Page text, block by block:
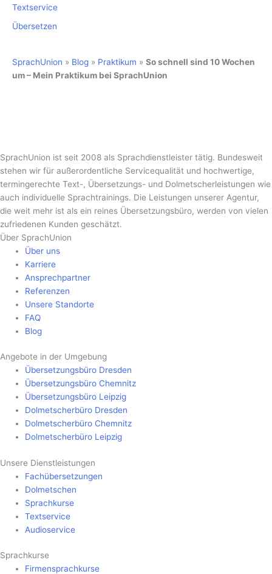
SprachUnion » Blog » Praktikum » So schnell sind 10 Wochen
um – Mein Praktikum bei SprachUnion
Textservice
Übersetzen
SprachUnion ist seit 2008 als Sprachdienstleister tätig. Bundesweit
stehen wir für außerordentliche Servicequalität und hochwertige,
termingerechte Text-, Übersetzungs- und Dolmetscherleistungen wie
auch individuelle Sprachtrainings. Die Leistungen unserer Agentur,
die weit mehr ist als ein reines Übersetzungsbüro, werden von vielen
zufriedenen Kunden geschätzt.
Über SprachUnion
Über uns
Karriere
Ansprechpartner
Referenzen
Unsere Standorte
FAQ
Blog
Angebote in der Umgebung
Übersetzungsbüro Dresden
Übersetzungsbüro Chemnitz
Übersetzungsbüro Leipzig
Dolmetscherbüro Dresden
Dolmetscherbüro Chemnitz
Dolmetscherbüro Leipzig
Unsere Dienstleistungen
Fachübersetzungen
Dolmetschen
Sprachkurse
Textservice
Audioservice
Sprachkurse
Firmensprachkurse